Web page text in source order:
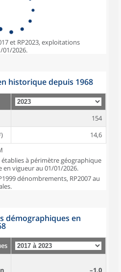
et RP2023, exploitations
01/2026.
historique depuis 1968
154
14,6
à périmètre géographique
en vigueur au 01/01/2026.
dénombrements, RP2007 au
démographiques en
–1,0